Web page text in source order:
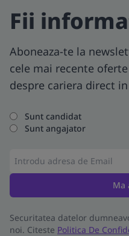
Fii
Aboneaza-te la
cele mai recente
despre cariera direct
Sunt candidat
Sunt angajator
Ma
Securitatea datelor
noi. Citeste Politica De